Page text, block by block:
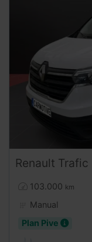
Renault Trafic
103.000 km
Manual
Plan Pive